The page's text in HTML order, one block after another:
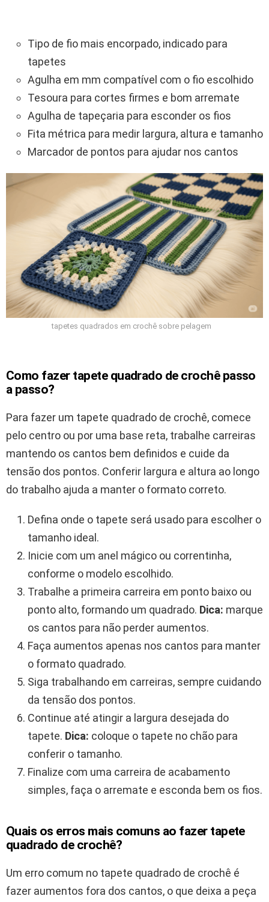
Tipo de fio mais encorpado, indicado para
tapetes
Agulha em mm compatível com o fio escolhido
Tesoura para cortes firmes e bom arremate
Agulha de tapeçaria para esconder os fios
Fita métrica para medir largura, altura e tamanho
Marcador de pontos para ajudar nos cantos
tapetes quadrados em crochê sobre pelagem
Como fazer tapete quadrado de crochê passo
a passo?
Para fazer um tapete quadrado de crochê, comece
pelo centro ou por uma base reta, trabalhe carreiras
mantendo os cantos bem definidos e cuide da
tensão dos pontos. Conferir largura e altura ao longo
do trabalho ajuda a manter o formato correto.
Defina onde o tapete será usado para escolher o
tamanho ideal.
Inicie com um anel mágico ou correntinha,
conforme o modelo escolhido.
Trabalhe a primeira carreira em ponto baixo ou
ponto alto, formando um quadrado. Dica: marque
os cantos para não perder aumentos.
Faça aumentos apenas nos cantos para manter
o formato quadrado.
Siga trabalhando em carreiras, sempre cuidando
da tensão dos pontos.
Continue até atingir a largura desejada do
tapete. Dica: coloque o tapete no chão para
conferir o tamanho.
Finalize com uma carreira de acabamento
simples, faça o arremate e esconda bem os fios.
Quais os erros mais comuns ao fazer tapete
quadrado de crochê?
Um erro comum no tapete quadrado de crochê é
fazer aumentos fora dos cantos, o que deixa a peça